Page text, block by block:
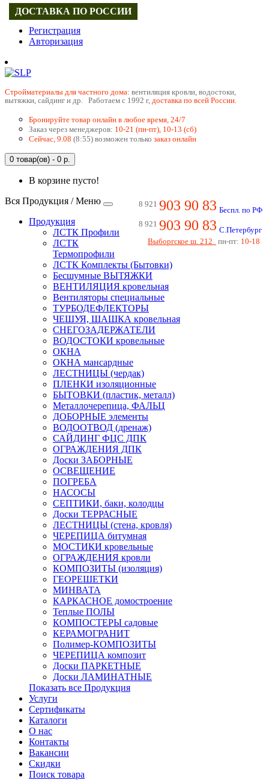
Регистрация
Авторизация
Cтройматериалы для частного дома: вентиляция кровли, водостоки,
вытяжки, сайдинг и др. Работаем с 1992 г, доставка по всей России.
Бронируйте товар онлайн в любое время, 24/7
Заказ через менеджеров: 10-21 (пн-пт), 10-13 (сб)
Сейчас, 9.08 (8:55) возможен только заказ онлайн
0 товар(ов) - 0 р.
В корзине пусто!
8 921 903 90 83 Беспл. по РФ
8 921 903 90 83 С.Петербург
Выборгское ш. 212
пн-пт: 10-18
Вся Продукция / Меню
Продукция
ЛСТК Профили
ЛСТК
Термопрофили
ЛСТК Комплекты (Бытовки)
Бесшумные ВЫТЯЖКИ
ВЕНТИЛЯЦИЯ кровельная
Вентиляторы специальные
ТУРБОДЕФЛЕКТОРЫ
ЧЕШУЯ, ШАШКА кровельная
СНЕГОЗАДЕРЖАТЕЛИ
ВОДОСТОКИ кровельные
ОКНА
ОКНА мансардные
ЛЕСТНИЦЫ (чердак)
ПЛЕНКИ изоляционные
БЫТОВКИ (пластик, металл)
Металлочерепица, ФАЛЬЦ
ДОБОРНЫЕ элементы
ВОДООТВОД (дренаж)
САЙДИНГ ФЦС ДПК
ОГРАЖДЕНИЯ ДПК
Доски ЗАБОРНЫЕ
ОСВЕЩЕНИЕ
ПОГРЕБА
НАСОСЫ
СЕПТИКИ, баки, колодцы
Доски ТЕРРАСНЫЕ
ЛЕСТНИЦЫ (стена, кровля)
ЧЕРЕПИЦА битумная
МОСТИКИ кровельные
ОГРАЖДЕНИЯ кровли
КОМПОЗИТЫ (изоляция)
ГЕОРЕШЕТКИ
МИНВАТА
КАРКАСНОЕ домостроение
Теплые ПОЛЫ
КОМПОСТЕРЫ садовые
КЕРАМОГРАНИТ
Полимер-КОМПОЗИТЫ
ЧЕРЕПИЦА композит
Доски ПАРКЕТНЫЕ
Доски ЛАМИНАТНЫЕ
Показать все Продукция
Услуги
Сертификаты
Каталоги
О нас
Контакты
Вакансии
Скидки
Поиск товара
ДОСТАВКА ПО РОССИИ